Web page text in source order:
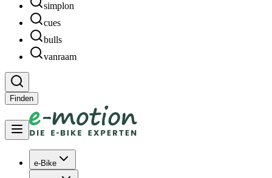
simplon
cues
bulls
vanraam
Finden
e-Bike